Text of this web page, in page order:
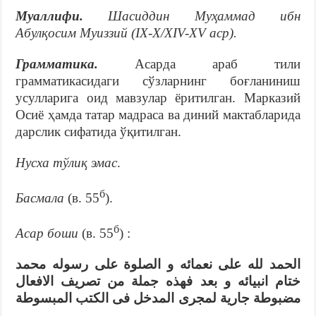
Муаллифи. Шасиддин Муҳаммад ибн
Абулқосим Муиззий (IX-X/XIV-XV аср).
Грамматика. Асарда араб тили
грамматикасидаги сўзларнинг боғланиниш
усулларига оид мавзулар ёритилган. Марказий
Осиё ҳамда татар мадраса ва диний мактабларида
дарслик сифатида ўқитилган.
Нусха тўлиқ эмас.
Басмала (в. 55б).
Асар боши (в. 55б) :
الحمد لله على نعمائه و الصلوة على رسوله محمد
ختام انبيائه و بعد فهذه جملة من تصريف الافعال
مضبوطة جارية لمجرى المدخل فى الكتب المبسوطة